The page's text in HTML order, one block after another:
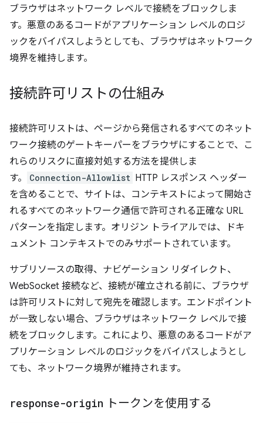
ブラウザはネットワーク レベルで接続をブロックしま
す。悪意のあるコードがアプリケーション レベルのロジ
ックをバイパスしようとしても、ブラウザはネットワーク
境界を維持します。
接続許可リストの仕組み
接続許可リストは、ページから発信されるすべてのネット
ワーク接続のゲートキーパーをブラウザにすることで、こ
れらのリスクに直接対処する方法を提供しま
す。
Connection-Allowlist HTTP レスポンス ヘッダー
を含めることで、サイトは、コンテキストによって開始さ
れるすべてのネットワーク通信で許可される正確な URL
パターンを指定します。オリジン トライアルでは、ドキ
ュメント コンテキストでのみサポートされています。
サブリソースの取得、ナビゲーション リダイレクト、
WebSocket 接続など、接続が確立される前に、ブラウザ
は許可リストに対して宛先を確認します。エンドポイント
が一致しない場合、ブラウザはネットワーク レベルで接
続をブロックします。これにより、悪意のあるコードがア
プリケーション レベルのロジックをバイパスしようとし
ても、ネットワーク境界が維持されます。
response-origin トークンを使用する